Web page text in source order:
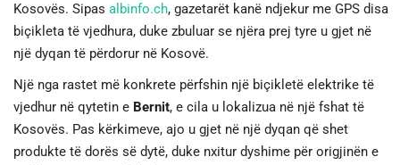
SHENDETI
Kosovës. Sipas albinfo.ch, gazetarët kanë ndjekur me GPS disa
biçikleta të vjedhura, duke zbuluar se njëra prej tyre u gjet në
një dyqan të përdorur në Kosovë.
Një nga rastet më konkrete përfshin një biçikletë elektrike të
vjedhur në qytetin e Bernit, e cila u lokalizua në një fshat të
Kosovës. Pas kërkimeve, ajo u gjet në një dyqan që shet
produkte të dorës së dytë, duke nxitur dyshime për origjinën e